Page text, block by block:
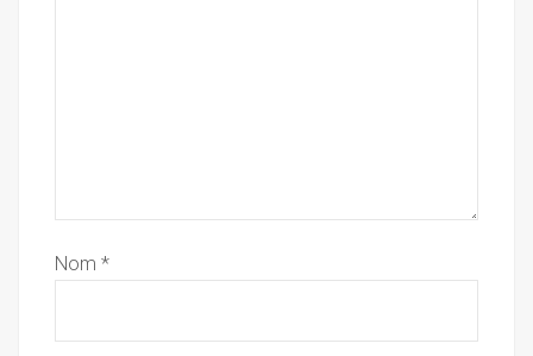
Nom *